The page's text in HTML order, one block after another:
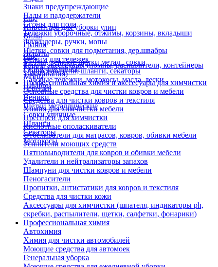
Знаки предупреждающие
Пады и падодержатели
Сгоны для пола
Тележки уборочные, отжимы, корзины, вкладыши
Флаундеры, ручки, мопы
Щетки, совки для подметания, дер.швабры
Отжим для тележек
Ручки для швабр
Мопы
Швабры
Еще
Инвентарь для уборки улиц
Вилы
Грабли
Лопаты
Метлы, веники, щетки метал., совки
Опрыскиватели, шланги, секаторы
Садовые тележки, мотокосы, масла, лески
Черенки
Веники
Щетки металлические
Совки уличные
Шланги
Секаторы
Мотокосы
Еще
Тара и аксессуары (помпы, распылители, контейнеры
замачивания)
Профессиональная химия и акссесуары для химчистки
Основные средства для чистки ковров и мебели
Средства для чистки ковров и текстиля
Химия для химчистки мебели
Преспреи для химчистки
Кислотные ополаскиватели
Отбеливатели для матрасов, ковров, обивки мебели
Усилители моющих средств
Пятновыводители для ковров и обивки мебели
Удалители и нейтрализаторы запахов
Шампуни для чистки ковров и мебели
Пеногасители
Пропитки, антистатики для ковров и текстиля
Средства для чистки кожи
Аксессуары для химчистки (шпателя, индикаторы ph,
скребки, распылители, щетки, салфетки, фонарики)
Профессиональная химия
Автохимия
Химия для чистки автомобилей
Моющие средства для автомоек
Генеральная уборка